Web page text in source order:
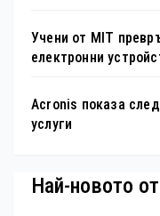
Учени от MIT
електронни
Acronis показа
услуги
Най-новото